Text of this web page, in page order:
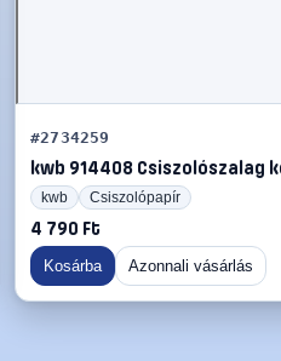
#2734259
kwb 914408 Csiszolószalag
kwb Csiszolópapír
4 790 Ft
Kosárba Azonnali vásárlás